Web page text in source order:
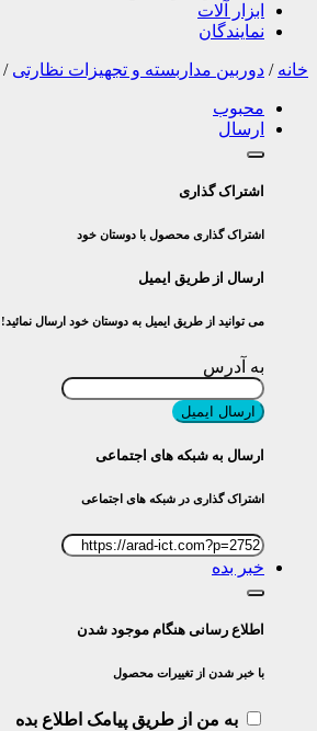
ابزار آلات
نمایندگان
خانه / دوربین مداربسته و تجهیزات نظارتی /
محبوب
ارسال
اشتراک گذاری
اشتراک گذاری محصول با دوستان خود
ارسال از طریق ایمیل
می توانید از طریق ایمیل به دوستان خود ارسال نمائید!
به آدرس
ارسال ایمیل
ارسال به شبکه های اجتماعی
اشتراک گذاری در شبکه های اجتماعی
خبر بده
اطلاع رسانی هنگام موجود شدن
با خبر شدن از تغییرات محصول
به من از طریق پیامک اطلاع بده